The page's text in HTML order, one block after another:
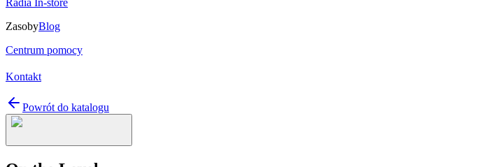
Radia In-store
ZasobyBlog
Centrum pomocy
Kontakt
Powrót do katalogu